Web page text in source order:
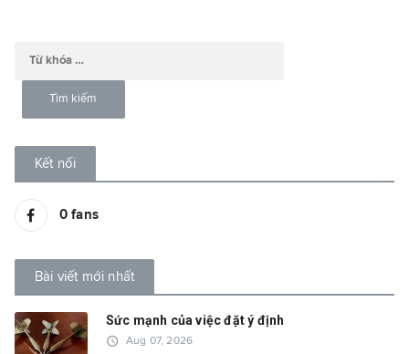
Kết nối
0fans
Bài viết mới nhất
Sức mạnh của việc đặt ý định
access_time Aug 07, 2026